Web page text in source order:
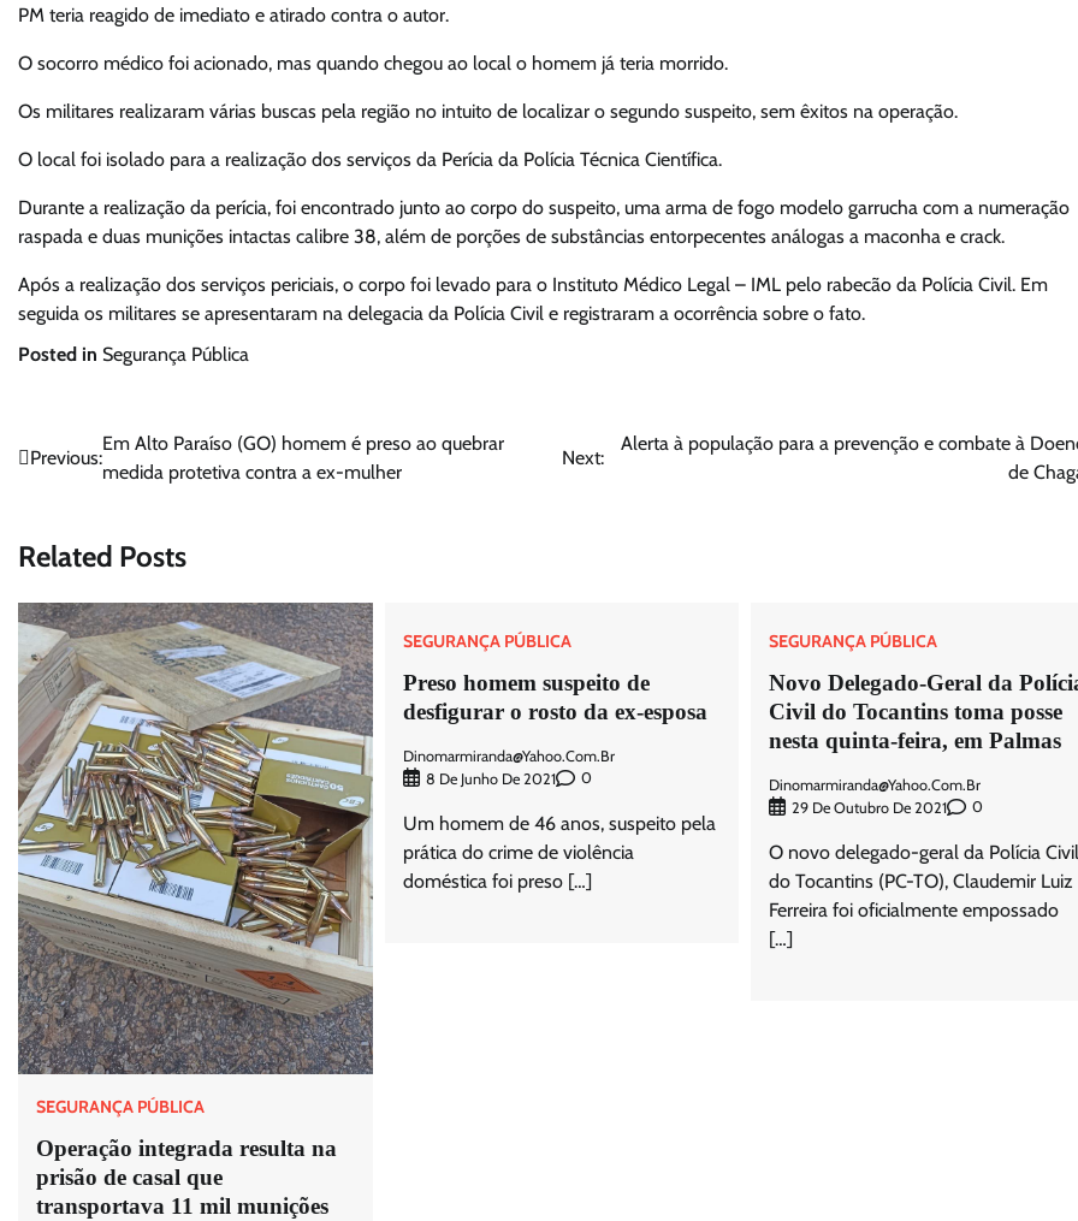
PM teria reagido de imediato e atirado contra o autor.
O socorro médico foi acionado, mas quando chegou ao local o homem já teria morrido.
Os militares realizaram várias buscas pela região no intuito de localizar o segundo suspeito, sem êxitos na operação.
O local foi isolado para a realização dos serviços da Perícia da Polícia Técnica Científica.
Durante a realização da perícia, foi encontrado junto ao corpo do suspeito, uma arma de fogo modelo garrucha com a numeração
raspada e duas munições intactas calibre 38, além de porções de substâncias entorpecentes análogas a maconha e crack.
Após a realização dos serviços periciais, o corpo foi levado para o Instituto Médico Legal – IML pelo rabecão da Polícia Civil. Em
seguida os militares se apresentaram na delegacia da Polícia Civil e registraram a ocorrência sobre o fato.
Posted in Segurança Pública
Navegação
Post
Previous:
Em Alto Paraíso (GO) homem é preso ao quebrar
medida protetiva contra a ex-mulher
Next:
Alerta à população para a prevenção e combate à
de
Related Posts
SEGURANÇA PÚBLICA
Operação integrada resulta na
prisão de casal que
transportava 11 mil munições
SEGURANÇA PÚBLICA
Preso homem suspeito de
desfigurar o rosto da ex-esposa
Dinomarmiranda@yahoo.com.br
8 De Junho De 2021
0
Um homem de 46 anos, suspeito pela
prática do crime de violência
doméstica foi preso […]
SEGURANÇA PÚBLICA
Novo Delegado-Geral da
Civil do Tocantins toma posse
nesta quinta-feira, em Palmas
Dinomarmiranda@yahoo.com.br
29 De Outubro De 2021
0
O novo delegado-geral da Polícia Civil
do Tocantins (PC-TO), Claudemir Luiz
Ferreira foi oficialmente empossado
[…]